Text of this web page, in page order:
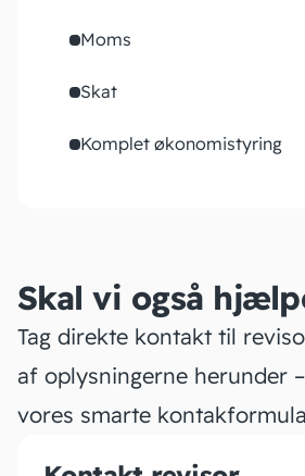
Moms
Skat
Komplet økonomistyring
Skal vi også
Tag direkte kontakt til
af oplysningerne herunder
vores smarte